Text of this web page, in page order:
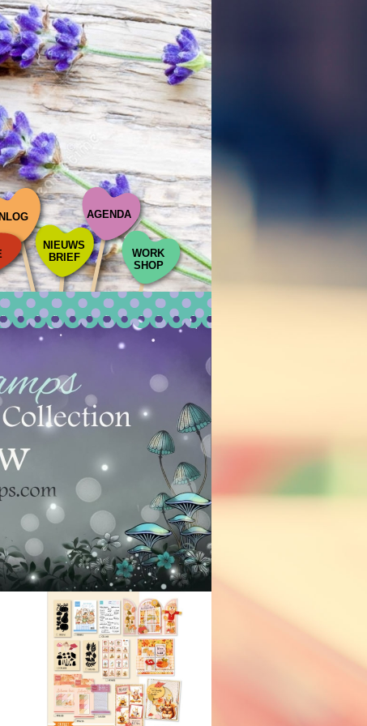
INLOG
NIEUWS
BRIEF
AGENDA
WORK
SHOP